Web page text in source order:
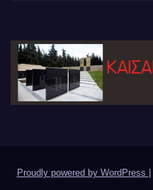
Proudly powered by WordPress |